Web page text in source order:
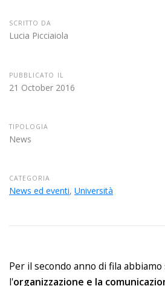
SCRITTO DA
Lucia Picciaiola
PUBBLICATO IL
21 October 2016
TIPOLOGIA
News
CATEGORIA
News ed eventi, Università
Per il secondo anno di fila
l'organizzazione e la